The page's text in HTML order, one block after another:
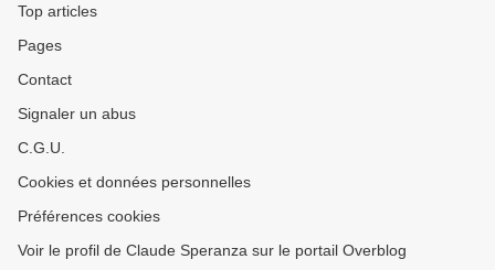
Top articles
Pages
Contact
Signaler un abus
C.G.U.
Cookies et données personnelles
Préférences cookies
Voir le profil de Claude Speranza sur le portail Overblog